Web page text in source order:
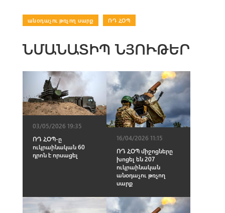
անօդաչու թռչող սարք ՌԴ ՀՕՊ
ՆՄԱՆԱՏԻՊ ՆՅՈՒԹԵՐ
03/05/2026 19:35
ՌԴ ՀՕՊ-ը
ուկրաինական 60
դրոն է որսացել
16/04/2026 11:15
ՌԴ ՀՕՊ միջոցները
խոցել են 207
ուկրաինական
անօդաչու թռչող
սարք